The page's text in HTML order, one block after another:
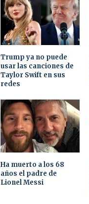
Trump ya no puede
usar las canciones de
Taylor Swift en sus
redes
Ha muerto a los 68
años el padre de
Lionel Messi